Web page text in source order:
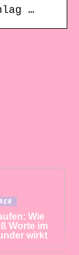
…
Wie
Worte im
wirkt